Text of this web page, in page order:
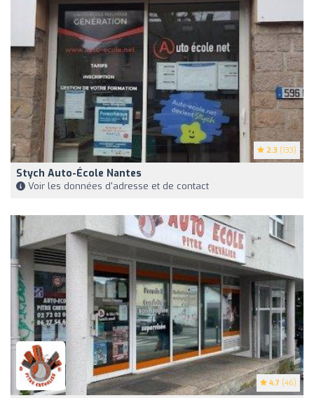
2.3 (133)
Stych Auto-École Nantes
Voir les données d'adresse et de contact
4.7 (46)